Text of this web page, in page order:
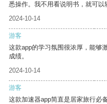
悉操作。我不用看说明书，就可以
2024-10-14
游客
这款app的学习氛围很浓厚，能够
成绩。
2024-10-14
游客
这款加速器app简直是居家旅行必